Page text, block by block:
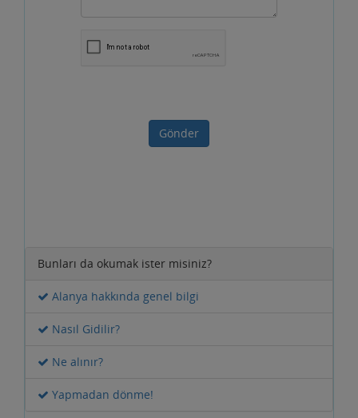
Gönder
Bunları da okumak ister misiniz?
Alanya hakkında genel bilgi
Nasıl Gidilir?
Ne alınır?
Yapmadan dönme!